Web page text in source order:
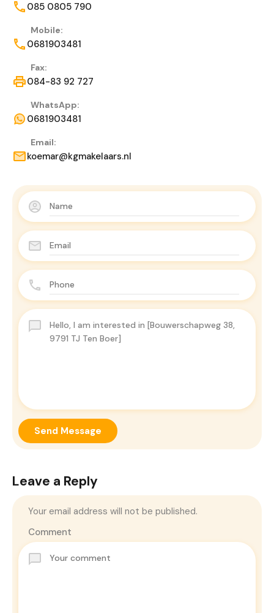
085 0805 790
Mobile:
0681903481
Fax:
084-83 92 727
WhatsApp:
0681903481
Email:
koemar@kgmakelaars.nl
Send Message
Leave a Reply
Your email address will not be published.
Comment